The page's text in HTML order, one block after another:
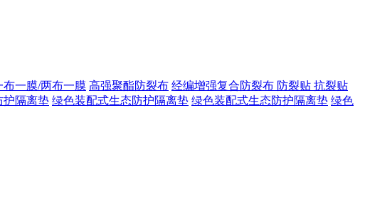
布一膜/两布一膜 高强聚酯防裂布 经编增强复合防裂布 防裂贴 抗裂贴
护隔离垫 绿色装配式生态防护隔离垫 绿色装配式生态防护隔离垫 绿色